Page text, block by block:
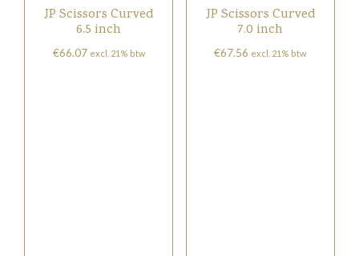
JP Scissors Curved
6.5 inch
€66.07 excl. 21% btw
JP Scissors Curved
7.0 inch
€67.56 excl. 21% btw